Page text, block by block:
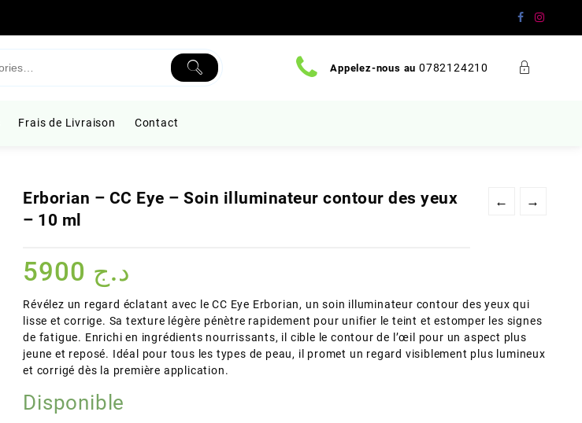
Appelez-nous au 0782124210
Frais de Livraison Contact
← →
Erborian – CC Eye – Soin illuminateur contour des yeux
– 10 ml
د.ج
Révélez un regard éclatant avec le CC Eye Erborian, un soin illuminateur contour des yeux qui
lisse et corrige. Sa texture légère pénètre rapidement pour unifier le teint et estomper les signes
de fatigue. Enrichi en ingrédients nourrissants, il cible le contour de l’œil pour un aspect plus
jeune et reposé. Idéal pour tous les types de peau, il promet un regard visiblement plus lumineux
et corrigé dès la première application.
Disponible